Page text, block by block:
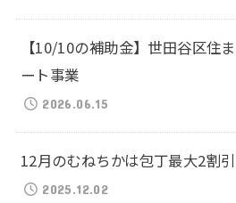
【10/10の補助金】世田谷区住
ート事業
2026.06.15
12月のむねちかは包丁最大2割引
2025.12.02